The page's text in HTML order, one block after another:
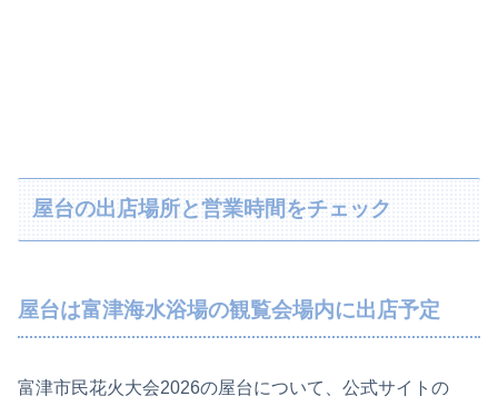
屋台の出店場所と営業時間をチェック
屋台は富津海水浴場の観覧会場内に出店予定
富津市民花火大会2026の屋台について、公式サイトの